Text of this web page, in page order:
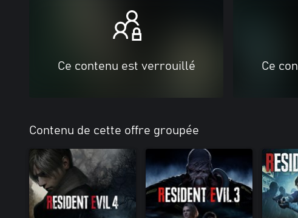
Ce contenu est verrouillé Ce
Contenu de cette offre groupée